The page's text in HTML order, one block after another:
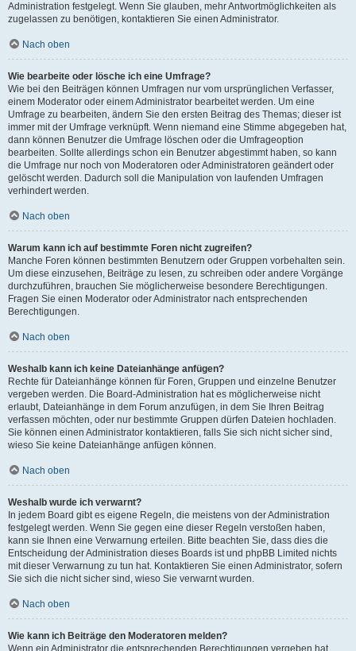
Administration festgelegt. Wenn Sie glauben, mehr Antwortmöglichkeiten als
zugelassen zu benötigen, kontaktieren Sie einen Administrator.
Nach oben
Wie bearbeite oder lösche ich eine Umfrage?
Wie bei den Beiträgen können Umfragen nur vom ursprünglichen Verfasser,
einem Moderator oder einem Administrator bearbeitet werden. Um eine
Umfrage zu bearbeiten, ändern Sie den ersten Beitrag des Themas; dieser ist
immer mit der Umfrage verknüpft. Wenn niemand eine Stimme abgegeben hat,
dann können Benutzer die Umfrage löschen oder die Umfrageoption
bearbeiten. Sollte allerdings schon ein Benutzer abgestimmt haben, so kann
die Umfrage nur noch von Moderatoren oder Administratoren geändert oder
gelöscht werden. Dadurch soll die Manipulation von laufenden Umfragen
verhindert werden.
Nach oben
Warum kann ich auf bestimmte Foren nicht zugreifen?
Manche Foren können bestimmten Benutzern oder Gruppen vorbehalten sein.
Um diese einzusehen, Beiträge zu lesen, zu schreiben oder andere Vorgänge
durchzuführen, brauchen Sie möglicherweise besondere Berechtigungen.
Fragen Sie einen Moderator oder Administrator nach entsprechenden
Berechtigungen.
Nach oben
Weshalb kann ich keine Dateianhänge anfügen?
Rechte für Dateianhänge können für Foren, Gruppen und einzelne Benutzer
vergeben werden. Die Board-Administration hat es möglicherweise nicht
erlaubt, Dateianhänge in dem Forum anzufügen, in dem Sie Ihren Beitrag
verfassen möchten, oder nur bestimmte Gruppen dürfen Dateien hochladen.
Sie können einen Administrator kontaktieren, falls Sie sich nicht sicher sind,
wieso Sie keine Dateianhänge anfügen können.
Nach oben
Weshalb wurde ich verwarnt?
In jedem Board gibt es eigene Regeln, die meistens von der Administration
festgelegt werden. Wenn Sie gegen eine dieser Regeln verstoßen haben,
kann sie Ihnen eine Verwarnung erteilen. Bitte beachten Sie, dass dies die
Entscheidung der Administration dieses Boards ist und phpBB Limited nichts
mit dieser Verwarnung zu tun hat. Kontaktieren Sie einen Administrator, sofern
Sie sich die nicht sicher sind, wieso Sie verwarnt wurden.
Nach oben
Wie kann ich Beiträge den Moderatoren melden?
Wenn ein Administrator die entsprechenden Berechtigungen vergeben hat,